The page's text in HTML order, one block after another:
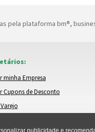
pela plataforma bm®,
minha Empresa
Cupons de Desconto
publicidade e